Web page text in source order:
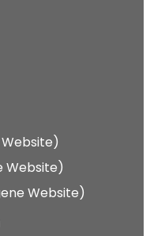
Website)
Website)